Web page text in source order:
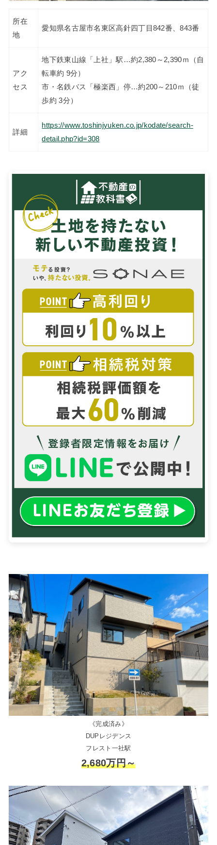
所在
地
愛知県名古屋市名東区高針四丁目842番、843番
アク
セス
地下鉄東山線「上社」駅…約2,380～2,390ｍ（自
転車約 9分）
市・名鉄バス「極楽西」停…約200～210ｍ（徒
歩約 3分）
詳細
https://www.toshinjyuken.co.jp/kodate/search-
detail.php?id=308
《完成済み》
DUPレジデンス
フレスト一社駅
2,680万円～